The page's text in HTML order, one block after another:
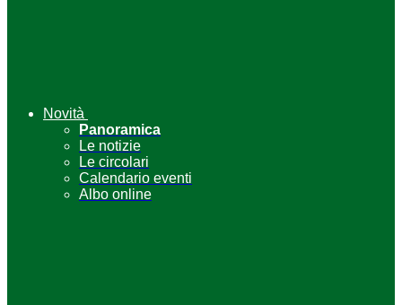
Novità
Panoramica
Le notizie
Le circolari
Calendario eventi
Albo online